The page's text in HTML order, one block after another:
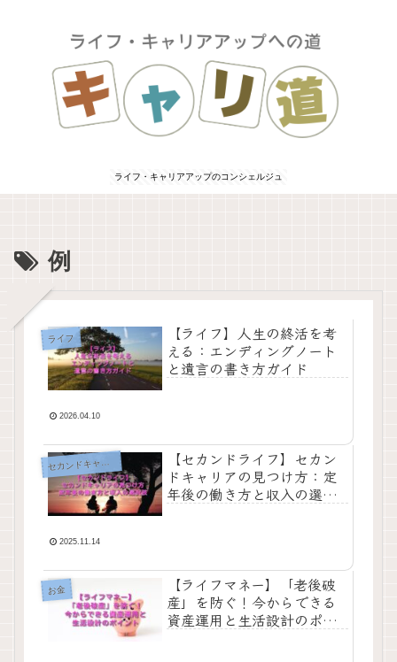
ライフ・キャリアアップのコンシェルジュ
例
ライフ
【ライフ】人生の終活を考
える：エンディングノート
と遺言の書き方ガイド
2026.04.10
セ
カンドキャリア
【セカンドライフ】セカン
ドキャリアの見つけ方：定
年後の働き方と収入の選択
2025.11.14
お金
【ライフマネー】「老後破
産」を防ぐ！今からできる
資産運用と生活設計のポイ